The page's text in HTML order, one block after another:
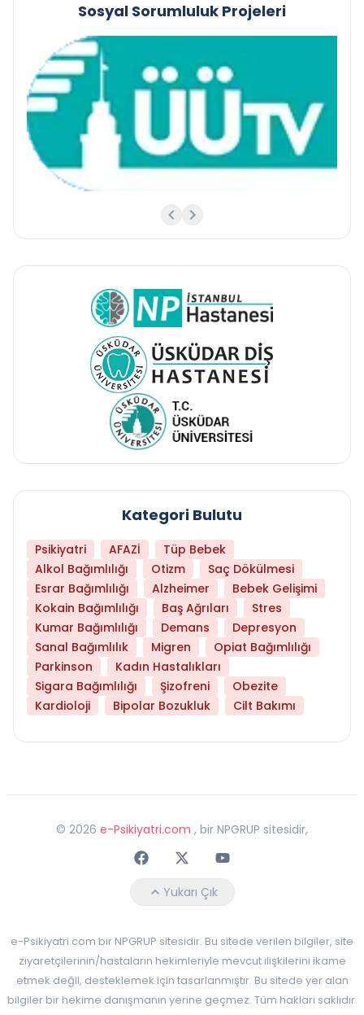
Sosyal Sorumluluk Projeleri
Kategori Bulutu
Psikiyatri AFAZİ
Tüp Bebek
Alkol Bağımlılığı
Otizm
Saç Dökülmesi
Esrar Bağımlılığı
Alzheimer
Bebek Gelişimi
Kokain Bağımlılığı
Baş Ağrıları
Stres
Kumar Bağımlılığı
Demans
Depresyon
Sanal Bağımlılık
Migren
Opiat Bağımlılığı
Parkinson
Kadın Hastalıkları
Sigara Bağımlılığı
Şizofreni
Obezite
Kardioloji
Bipolar Bozukluk Cilt Bakımı
© 2026 e-Psikiyatri.com , bir NPGRUP sitesidir,
FaceebokTwitterYoutube
Yukarı Çık
e-Psikiyatri.com bir NPGRUP sitesidir. Bu sitede verilen bilgiler, site
ziyaretçilerinin/hastaların hekimleriyle mevcut ilişkilerini ikame
etmek değil, desteklemek için tasarlanmıştır. Bu sitede yer alan
bilgiler bir hekime danışmanın yerine geçmez. Tüm hakları saklıdır.